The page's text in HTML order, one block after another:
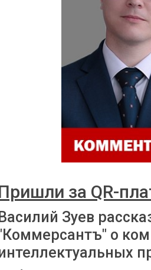
за QR-
Василий Зуев
о